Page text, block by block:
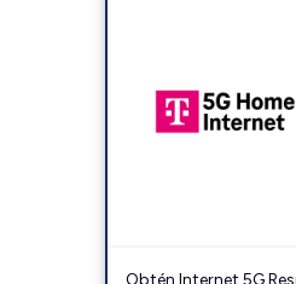
Obtén Internet 5G